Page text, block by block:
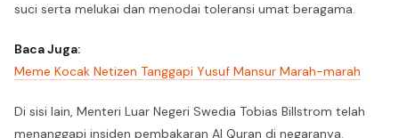
suci serta melukai dan menodai toleransi umat beragama.
Baca Juga:
Meme Kocak Netizen Tanggapi Yusuf Mansur Marah-marah
Di sisi lain, Menteri Luar Negeri Swedia Tobias Billstrom telah
menanggapi insiden pembakaran Al Quran di negaranya.